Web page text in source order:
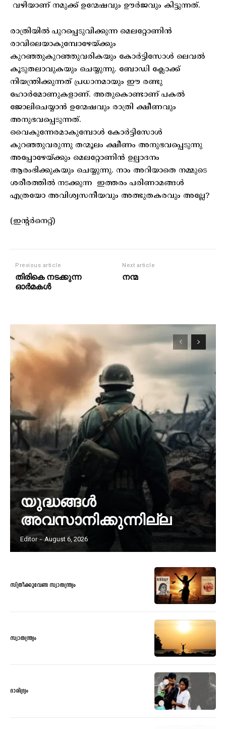
വഴിയാണ് നമുക്ക് ഉന്മേഷവും ഊർജവും കിട്ടുന്നത്.
രാത്രിയിൽ പുറപ്പെടുവിക്കുന്ന മെലറ്റോണിൻ
രാവിലെയാകുമ്പോഴേയ്ക്കും
കുറഞ്ഞുകുറഞ്ഞുവരികയും കോർട്ടിസോൾ ലെവൽ
കൂടുതലാവുകയും ചെയ്യുന്നു. ബോഡി ക്ലോക്ക്
നിയന്ത്രിക്കുന്നത് പ്രധാനമായും ഈ രണ്ടു
ഹോർമോണുകളാണ്. അതുകൊണ്ടാണ് പകൽ
ജോലിചെയ്യാൻ ഉന്മേഷവും രാത്രി ക്ഷീണവും
അനുഭവപ്പെടുന്നത്.
വൈകുന്നേരമാകുമ്പോൾ കോർട്ടിസോൾ
കുറഞ്ഞുവരുന്നു തന്മൂലം ക്ഷീണം അനുഭവപ്പെടുന്നു
അപ്പോഴേയ്ക്കും മെലറ്റോണിൻ ഉല്പാദനം
ആരംഭിക്കുകയും ചെയ്യുന്നു. നാം അറിയാതെ നമ്മുടെ
ശരീരത്തിൽ നടക്കുന്ന ഇത്തരം പരിണാമങ്ങൾ
എത്രയോ അവിശ്വസനീയവും അത്ഭുതകരവും അല്ലേ?
(ഇന്റർനെറ്റ്)
Previous article
തിരികെ നടക്കുന്ന
ഓർമകൾ
Next article
നന്മ
യുദ്ധങ്ങൾ
അവസാനിക്കുന്നില്ല
Editor - August 6, 2026
സ്ത്രീക്കുവേണ്ട സ്വാതന്ത്ര്യം
സ്വാതന്ത്ര്യം
ദാരിദ്ര്യം